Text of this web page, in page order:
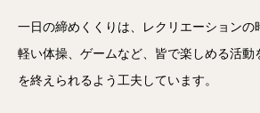
一日の締めくくりは、レクリエーションの
軽い体操、ゲームなど、皆で楽しめる活動
を終えられるよう工夫しています。